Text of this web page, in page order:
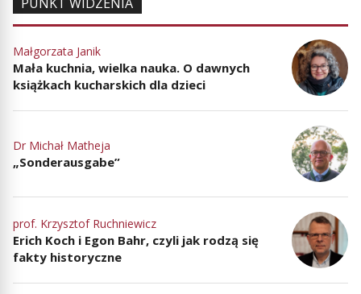
Małgorzata Janik
Mała kuchnia, wielka nauka. O dawnych
książkach kucharskich dla dzieci
Dr Michał Matheja
„Sonderausgabe”
prof. Krzysztof Ruchniewicz
Erich Koch i Egon Bahr, czyli jak rodzą się
fakty historyczne